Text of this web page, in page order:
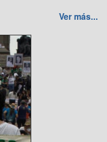
Ver más...